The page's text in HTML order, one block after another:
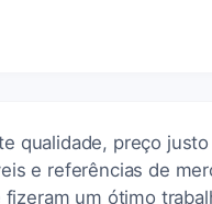
qualidade, preço
e referências de
fizeram um ótimo